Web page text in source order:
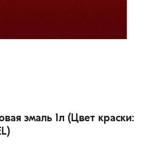
эмаль 1л (Цвет краски: